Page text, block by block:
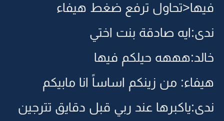
فيها<تحاول ترفع ضغط هيفاء
ندى:ايه صادقة بنت اختي
خالد:هههه حيلكم فيها
هيفاء: من زينكم اساساً انا مابيكم
ندى:ياكبرها عند ربي قبل دقايق تترجين